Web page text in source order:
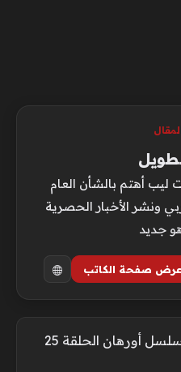
أهتم بالشأن العام
ونشر الأخبار الحصرية
جديد
عرض صفحة الكاتب
بعد تأجيلها.. موعد عرض مسلسل أورهان الحلقة 25